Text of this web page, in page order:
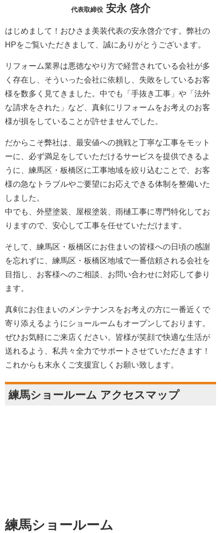
代表取締役安永 啓介
はじめまして！おひさま美装代表の安永啓介です。弊社の
HPをご覧いただきまして、誠にありがとうございます。
リフォーム業界は悪徳なやり方で経営されている会社が多
く存在し、そういった会社に依頼し、失敗をしているお客
様を数多く見てきました。中でも「手抜き工事」や「法外
な請求をされた」など、真剣にリフォームをお考えのお客
様が損をしていることが許せませんでした。
だからこそ弊社は、最安値への挑戦と丁寧な工事をモット
ーに、必ず満足をしていただけるサービスを提供できるよ
うに、練馬区・板橋区に工事地域を絞り込むことで、お客
様の急なトラブルやご要望にお応えできる体制を整備いた
しました。
中でも、外壁塗装、屋根塗装、雨樋工事に専門特化してお
りますので、安心して工事を任せていただけます。
そして、練馬区・板橋区にお住まいの皆様への日頃の感謝
を忘れずに、練馬区・板橋区地域で一番信頼される会社を
目指し、お客様へのご相談、お問い合わせに対応して参り
ます。
真剣にお住まいのメンテナンスをお考えの方に一番近くで
寄り添えるようにショールームもオープンしております。
ぜひお気軽にご来店ください。皆様が笑顔で快適な生活が
送れるよう、私共々全力でサポートさせていただきます！
これからも末永くご支援宜しくお願い致します。
練馬ショールーム アクセスマップ
練馬ショールーム